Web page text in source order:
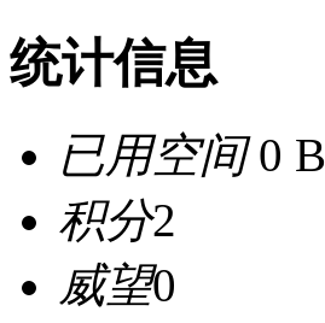
统计信息
已用空间0 B
积分2
威望0